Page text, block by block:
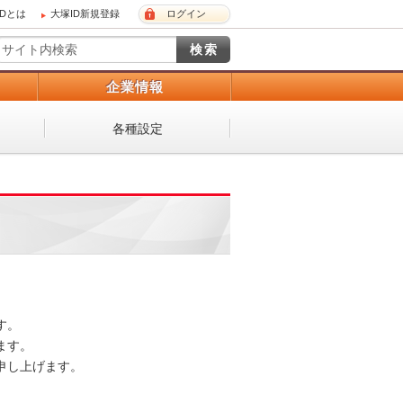
とは 大塚ID新規登録 ログイン
企業情報
各種設定
。
す。
し上げます。